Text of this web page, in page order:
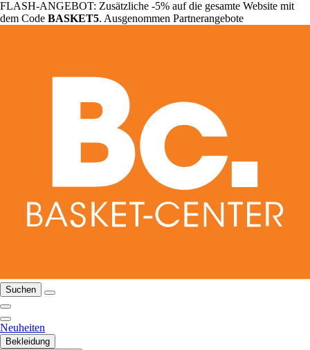
FLASH-ANGEBOT: Zusätzliche -5% auf die gesamte Website mit
dem Code BASKET5. Ausgenommen Partnerangebote
Suchen
Neuheiten
Bekleidung